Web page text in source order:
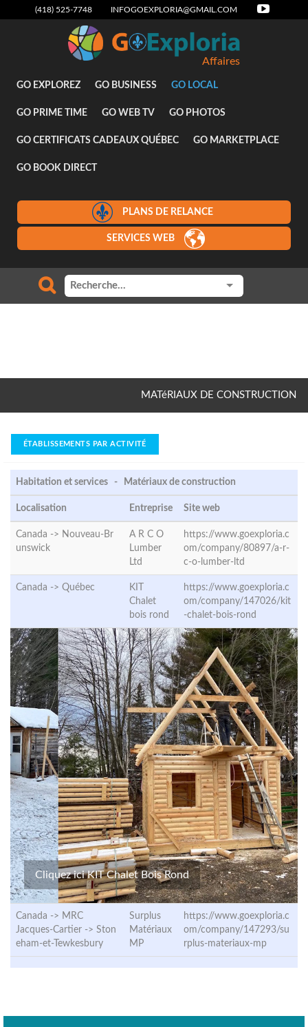
(418) 525-7748 INFOGOEXPLORIA@GMAIL.COM
Affaires
GO EXPLOREZ GO BUSINESS GO LOCAL
GO PRIME TIME GO WEB TV GO PHOTOS
GO CERTIFICATS CADEAUX QUÉBEC GO MARKETPLACE
GO BOOK DIRECT
PLANS DE RELANCE
SERVICES WEB
MATéRIAUX DE CONSTRUCTION
ÉTABLISSEMENTS PAR ACTIVITÉ
Habitation et services - Matériaux de construction
Localisation Entreprise Site web
Canada -> Nouveau-Br
unswick
A R C O
Lumber
Ltd
https://www.goexploria.c
om/company/80897/a-r-
c-o-lumber-ltd
Canada -> Québec
KIT
Chalet
bois rond
https://www.goexploria.c
om/company/147026/kit
-chalet-bois-rond
Cliquez ici KIT Chalet Bois Rond
Canada -> MRC
Jacques-Cartier -> Ston
eham-et-Tewkesbury
Surplus
Matériaux
MP
https://www.goexploria.c
om/company/147293/su
rplus-materiaux-mp